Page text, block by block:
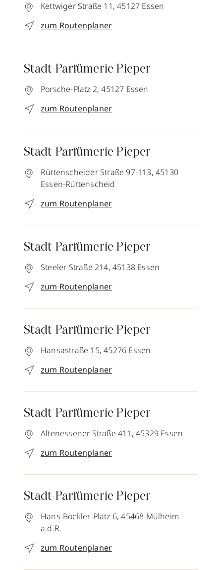
Kettwiger Straße 11, 45127 Essen
zum Routenplaner
Stadt-Parfümerie Pieper
Porsche-Platz 2, 45127 Essen
zum Routenplaner
Stadt-Parfümerie Pieper
Rüttenscheider Straße 97-113, 45130
Essen-Rüttenscheid
zum Routenplaner
Stadt-Parfümerie Pieper
Steeler Straße 214, 45138 Essen
zum Routenplaner
Stadt-Parfümerie Pieper
Hansastraße 15, 45276 Essen
zum Routenplaner
Stadt-Parfümerie Pieper
Altenessener Straße 411, 45329 Essen
zum Routenplaner
Stadt-Parfümerie Pieper
Hans-Böckler-Platz 6, 45468 Mülheim
a.d.R.
zum Routenplaner